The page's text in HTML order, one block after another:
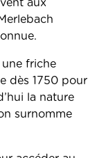
aux
une friche
dès 1750 pour
la nature
surnomme